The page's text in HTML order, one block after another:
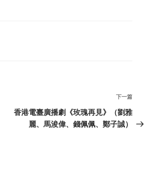
下
一
篇
下一篇
香港電臺廣播劇《玫瑰再見》（劉雅
麗、馬浚偉、錢佩佩、鄭子誠）